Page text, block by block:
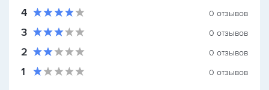
4 0 отзывов
3 0 отзывов
2 0 отзывов
1 0 отзывов